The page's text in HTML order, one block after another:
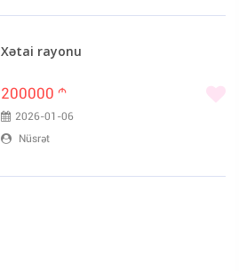
Xətai rayonu
200000 m
2026-01-06
Nüsrət